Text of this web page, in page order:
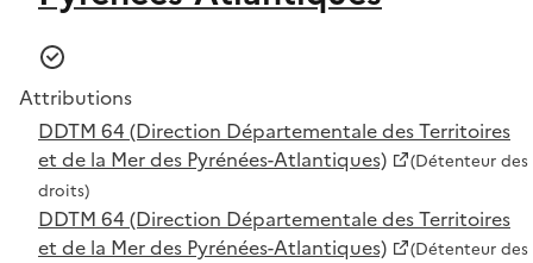
Attributions
DDTM 64 (Direction Départementale des Territoires
et de la Mer des Pyrénées-Atlantiques)
(Détenteur des
droits)
DDTM 64 (Direction Départementale des Territoires
et de la Mer des Pyrénées-Atlantiques)
(Détenteur des